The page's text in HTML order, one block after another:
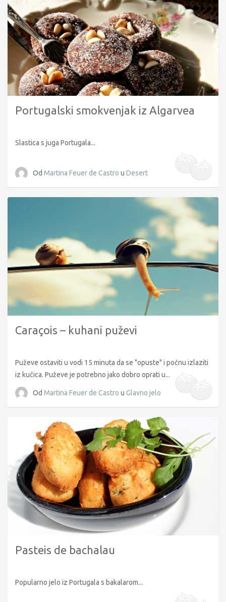
Portugalski smokvenjak iz Algarvea
Slastica s juga Portugala...
Od Martina Feuer de Castro u Desert
Caraçois – kuhani puževi
Puževe ostaviti u vodi 15 minuta da se "opuste" i počnu izlaziti
iz kučica. Puževe je potrebno jako dobro oprati u...
Od Martina Feuer de Castro u Glavno jelo
Pasteis de bachalau
Popularno jelo iz Portugala s bakalarom...